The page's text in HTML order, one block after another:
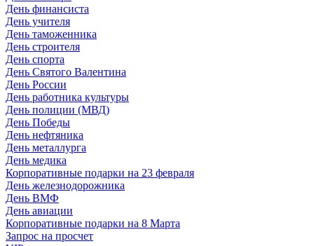
День финансиста
День учителя
День таможенника
День строителя
День спорта
День Святого Валентина
День России
День работника культуры
День полиции (МВД)
День Победы
День нефтяника
День металлурга
День медика
Корпоративные подарки на 23 февраля
День железнодорожника
День ВМФ
День авиации
Корпоративные подарки на 8 Марта
Запрос на просчет